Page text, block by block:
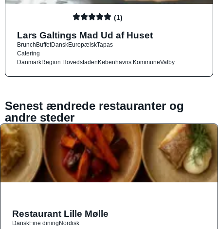
(1)
Lars Galtings Mad Ud af Huset
BrunchBuffetDanskEuropæiskTapas
Catering
DanmarkRegion HovedstadenKøbenhavns KommuneValby
Senest ændrede restauranter og
andre steder
Restaurant Lille Mølle
DanskFine diningNordisk